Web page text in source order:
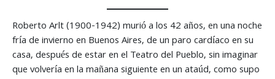
Roberto Arlt (1900-1942) murió a los 42 años, en una noche
fría de invierno en Buenos Aires, de un paro cardíaco en su
casa, después de estar en el Teatro del Pueblo, sin imaginar
que volvería en la mañana siguiente en un ataúd, como supo